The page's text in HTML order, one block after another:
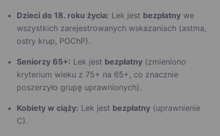
Dzieci do 18. roku życia: Lek jest bezpłatny we
wszystkich zarejestrowanych wskazaniach (astma,
ostry krup, POChP).
Seniorzy 65+: Lek jest bezpłatny (zmieniono
kryterium wieku z 75+ na 65+, co znacznie
poszerzyło grupę uprawnionych).
Kobiety w ciąży: Lek jest bezpłatny (uprawnienie
C).